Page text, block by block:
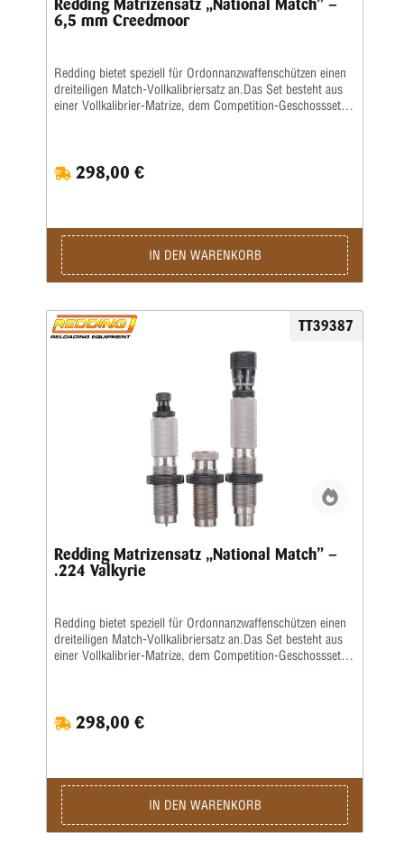
Redding Matrizensatz „National Match” –
6,5 mm Creedmoor
Redding bietet speziell für Ordonnanzwaffenschützen einen
dreiteiligen Match-Vollkalibriersatz an.Das Set besteht aus
einer Vollkalibrier-Matrize, dem Competition-Geschosssetzer
298,00 €
IN DEN WARENKORB
TT39387
Redding Matrizensatz „National Match” –
.224 Valkyrie
Redding bietet speziell für Ordonnanzwaffenschützen einen
dreiteiligen Match-Vollkalibriersatz an.Das Set besteht aus
einer Vollkalibrier-Matrize, dem Competition-Geschosssetzer
298,00 €
IN DEN WARENKORB